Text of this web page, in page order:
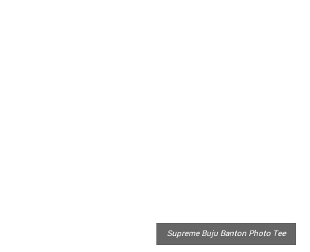
Supreme Buju Banton Photo Tee